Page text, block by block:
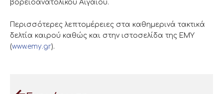
βορειοανατολικού Αιγαίου.
Περισσότερες λεπτομέρειες στα καθημερινά τακτικά
δελτία καιρού καθώς και στην ιστοσελίδα της ΕΜΥ
(www.emy.gr).